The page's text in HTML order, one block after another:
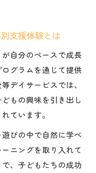
支援で伸ばす力
成の重要ポイント
実感する成長の変
別支援実例を紹
る成長サイクル
びの工夫
支援体験とは
自分のペースで成長
グラムを通じて提供
デイサービスでは、
もの興味を引き出し
ています。
びの中で自然に学べ
ニングを取り入れて
、子どもたちの成功